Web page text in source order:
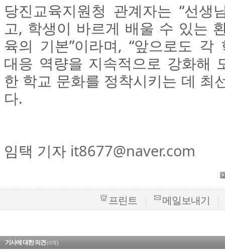
당진교육지원청 관계자는 “선생
고, 학생이 바르게 배울 수 있는
육의 기본”이라며, “앞으로도 각
대응 역량을 지속적으로 강화해
한 학교 문화를 정착시키는 데 최
다.
임택 기자 it8677@naver.com
프린트 메일보내기
기사에 대한 의견(0개)